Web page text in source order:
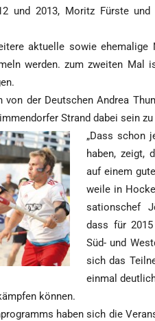
und 2013, Moritz Fürs­te
aktu­el­le sowie ehe­ma­li­ge
wer­den. zum zwei­ten Mal
von der Deut­schen Andrea
Strand dabei sein
„Dass schon
haben, zeigt,
auf einem
wei­le in
sa­ti­ons­chef
dass für
Süd- und
sich das
ein­mal
können.
haben sich die